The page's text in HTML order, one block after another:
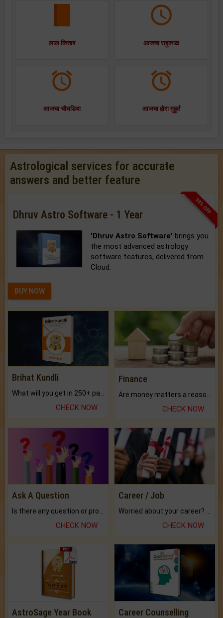
लाल किताब आजचा राहुकाळ
आजचा चौघडिया आजचा होरा मुहूर्त
Astrological services for accurate
answers and better feature
33% OFF
Dhruv Astro Software - 1 Year
'Dhruv Astro Software' brings you
the most advanced astrology
software features, delivered from
Cloud.
BUY NOW
Brihat Kundli
CHECK NOW
Finance
CHECK NOW
Ask A Question
CHECK NOW
Career / Job
CHECK NOW
AstroSage Year Book Career Counselling